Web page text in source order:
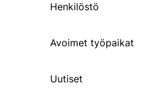
Henkilöstö
Avoimet työpaikat
Uutiset